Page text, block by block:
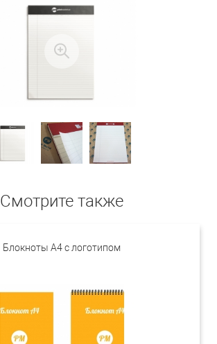
Смотрите также
Блокноты А4 с логотипом